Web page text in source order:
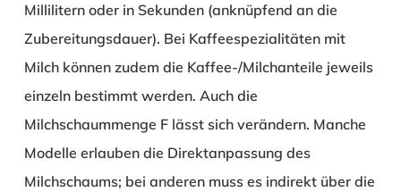
Millilitern oder in Sekunden (anknüpfend an die
Zubereitungsdauer). Bei Kaffeespezialitäten mit
Milch können zudem die Kaffee-/Milchanteile jeweils
einzeln bestimmt werden. Auch die
Milchschaummenge Flässt sich verändern. Manche
Modelle erlauben die Direktanpassung des
Milchschaums; bei anderen muss es indirekt über die